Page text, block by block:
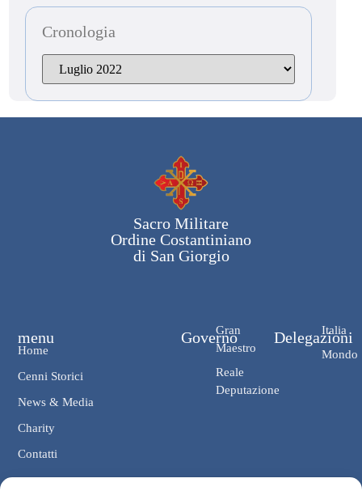
Cronologia
Sacro Militare
Ordine Costantiniano
di San Giorgio
Governo
Gran
Maestro
Reale
Deputazione
Delegazioni
Italia
Mondo
menu
Home
Cenni Storici
News & Media
Charity
Contatti